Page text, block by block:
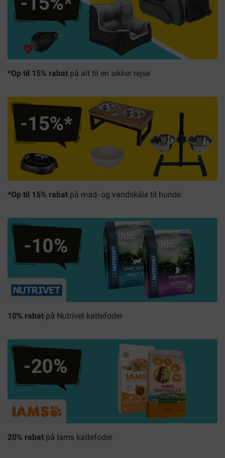
*Op til 15% rabat på alt til en sikker rejse
*Op til 15% rabat på mad- og vandskåle til hunde
10% rabat på Nutrivet kattefoder
20% rabat på Iams kattefoder